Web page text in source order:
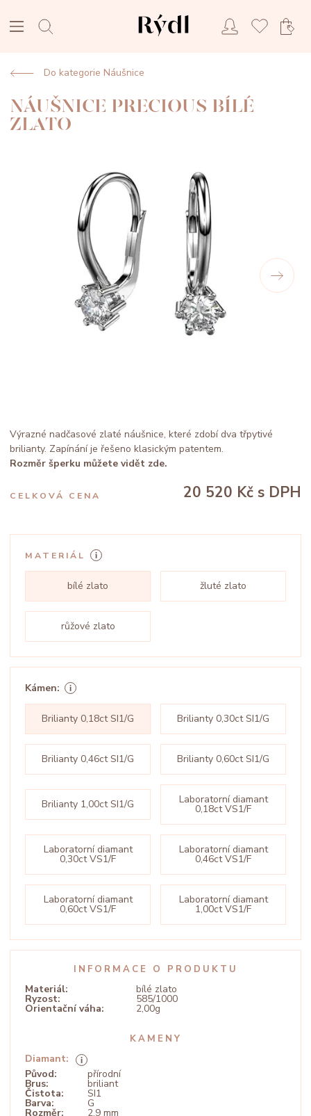
Do kategorie Náušnice
NÁUŠNICE PRECIOUS BÍLÉ
ZLATO
Výrazné nadčasové zlaté náušnice, které zdobí dva třpytivé
brilianty. Zapínání je řešeno klasickým patentem.
Rozměr šperku můžete vidět zde.
CELKOVÁ CENA 20 520 Kč s DPH
MATERIÁL
bílé zlato žluté zlato
růžové zlato
Kámen:
Brilianty 0,18ct SI1/G Brilianty 0,30ct SI1/G
Brilianty 0,46ct SI1/G Brilianty 0,60ct SI1/G
Brilianty 1,00ct SI1/G Laboratorní diamant
0,18ct VS1/F
Laboratorní diamant
0,30ct VS1/F
Laboratorní diamant
0,46ct VS1/F
Laboratorní diamant
0,60ct VS1/F
Laboratorní diamant
1,00ct VS1/F
INFORMACE O PRODUKTU
Materiál: bílé zlato
Ryzost: 585/1000
Orientační váha: 2,00g
KAMENY
Diamant:
Původ:
přírodní
Brus: briliant
Čistota: SI1
Barva: G
Rozměr: 2,9 mm